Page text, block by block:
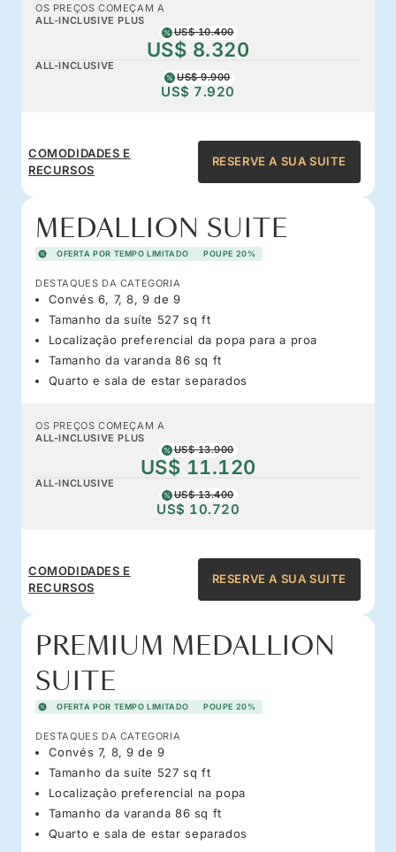
OS PREÇOS COMEÇAM A
ALL-INCLUSIVE PLUS
US$ 10.400
US$ 8.320
ALL-INCLUSIVE
US$ 9.900
US$ 7.920
COMODIDADES E
RECURSOS
RESERVE A SUA SUITE
MEDALLION SUITE
OFERTA POR TEMPO LIMITADO POUPE 20%
DESTAQUES DA CATEGORIA
Convés 6, 7, 8, 9 de 9
Tamanho da suíte 527 sq ft
Localização preferencial da popa para a proa
Tamanho da varanda 86 sq ft
Quarto e sala de estar separados
OS PREÇOS COMEÇAM A
ALL-INCLUSIVE PLUS
US$ 13.900
US$ 11.120
ALL-INCLUSIVE
US$ 13.400
US$ 10.720
COMODIDADES E
RECURSOS
RESERVE A SUA SUITE
PREMIUM MEDALLION
SUITE
OFERTA POR TEMPO LIMITADO POUPE 20%
DESTAQUES DA CATEGORIA
Convés 7, 8, 9 de 9
Tamanho da suíte 527 sq ft
Localização preferencial na popa
Tamanho da varanda 86 sq ft
Quarto e sala de estar separados